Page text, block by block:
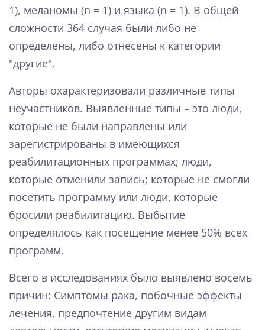
1), меланомы (n = 1) и языка (n = 1). В общей
сложности 364 случая были либо не
определены, либо отнесены к категории
"другие".
Авторы охарактеризовали различные типы
неучастников. Выявленные типы – это люди,
которые не были направлены или
зарегистрированы в имеющихся
реабилитационных программах; люди,
которые отменили запись; которые не смогли
посетить программу или люди, которые
бросили реабилитацию. Выбытие
определялось как посещение менее 50% всех
программ.
Всего в исследованиях было выявлено восемь
причин: Симптомы рака, побочные эффекты
лечения, предпочтение другим видам